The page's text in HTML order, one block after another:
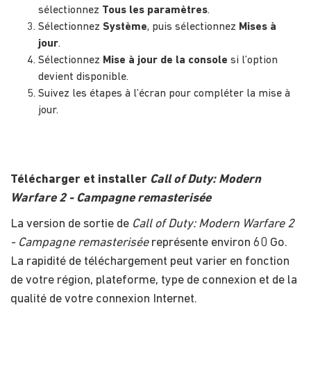
sélectionnez Tous les paramètres.
Sélectionnez Système, puis sélectionnez Mises à
jour.
Sélectionnez Mise à jour de la console si l’option
devient disponible.
Suivez les étapes à l’écran pour compléter la mise à
jour.
Télécharger et installer Call of Duty: Modern
Warfare 2 - Campagne remasterisée
La version de sortie de Call of Duty: Modern Warfare 2
- Campagne remasteriséereprésente environ 60 Go.
La rapidité de téléchargement peut varier en fonction
de votre région, plateforme, type de connexion et de la
qualité de votre connexion Internet.